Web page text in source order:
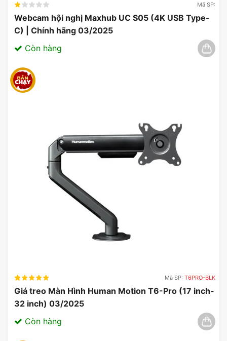
Mã SP:
Webcam hội nghị Maxhub UC S05 (4K USB Type-
C) | Chính hãng 03/2025
Còn hàng
Mã SP: T6PRO-BLK
Giá treo Màn Hình Human Motion T6-Pro (17 inch-
32 inch) 03/2025
Còn hàng